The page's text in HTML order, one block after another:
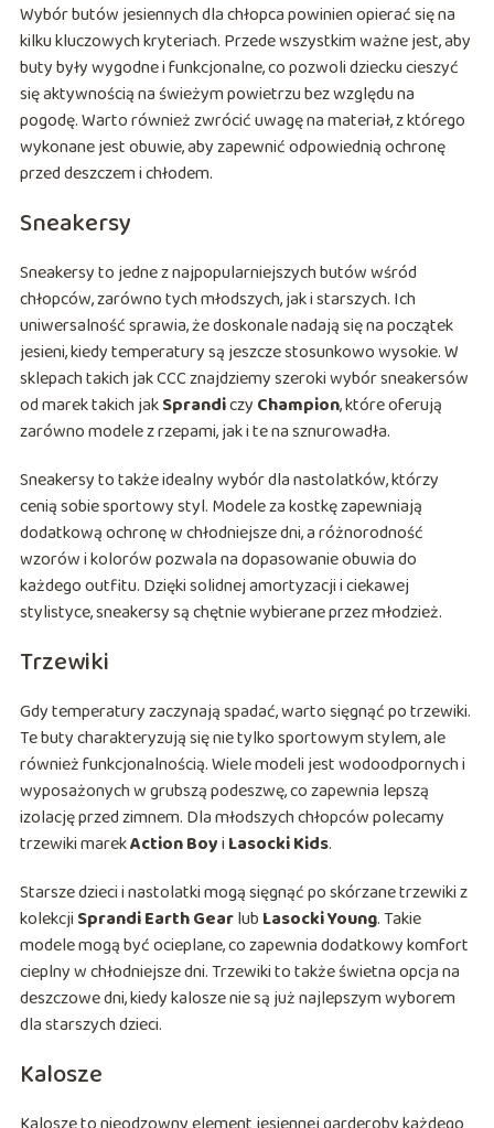
Wybór butów jesiennych dla chłopca powinien opierać się na
kilku kluczowych kryteriach. Przede wszystkim ważne jest, aby
buty były wygodne i funkcjonalne, co pozwoli dziecku cieszyć
się aktywnością na świeżym powietrzu bez względu na
pogodę. Warto również zwrócić uwagę na materiał, z którego
wykonane jest obuwie, aby zapewnić odpowiednią ochronę
przed deszczem i chłodem.
Sneakersy
Sneakersy to jedne z najpopularniejszych butów wśród
chłopców, zarówno tych młodszych, jak i starszych. Ich
uniwersalność sprawia, że doskonale nadają się na początek
jesieni, kiedy temperatury są jeszcze stosunkowo wysokie. W
sklepach takich jak CCC znajdziemy szeroki wybór sneakersów
od marek takich jakSprandiczy Champion, które oferują
zarówno modele z rzepami, jak i te na sznurowadła.
Sneakersy to także idealny wybór dla nastolatków, którzy
cenią sobie sportowy styl. Modele za kostkę zapewniają
dodatkową ochronę w chłodniejsze dni, a różnorodność
wzorów i kolorów pozwala na dopasowanie obuwia do
każdego outfitu. Dzięki solidnej amortyzacji i ciekawej
stylistyce, sneakersy są chętnie wybierane przez młodzież.
Trzewiki
Gdy temperatury zaczynają spadać, warto sięgnąć po trzewiki.
Te buty charakteryzują się nie tylko sportowym stylem, ale
również funkcjonalnością. Wiele modeli jest wodoodpornych i
wyposażonych w grubszą podeszwę, co zapewnia lepszą
izolację przed zimnem. Dla młodszych chłopców polecamy
trzewiki marekAction Boyi Lasocki Kids.
Starsze dzieci i nastolatki mogą sięgnąć po skórzane trzewiki z
kolekcji Sprandi Earth Gearlub Lasocki Young. Takie
modele mogą być ocieplane, co zapewnia dodatkowy komfort
cieplny w chłodniejsze dni. Trzewiki to także świetna opcja na
deszczowe dni, kiedy kalosze nie są już najlepszym wyborem
dla starszych dzieci.
Kalosze